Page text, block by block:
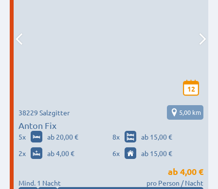
12
Anton Fix
38229 Salzgitter 5,00 km
5x ab 20,00 € 8x
ab 15,00 €
2x ab 4,00 € 6x ab 15,00 €
Mind. 1 Nacht
ab 4,00 €
pro Person / Nacht